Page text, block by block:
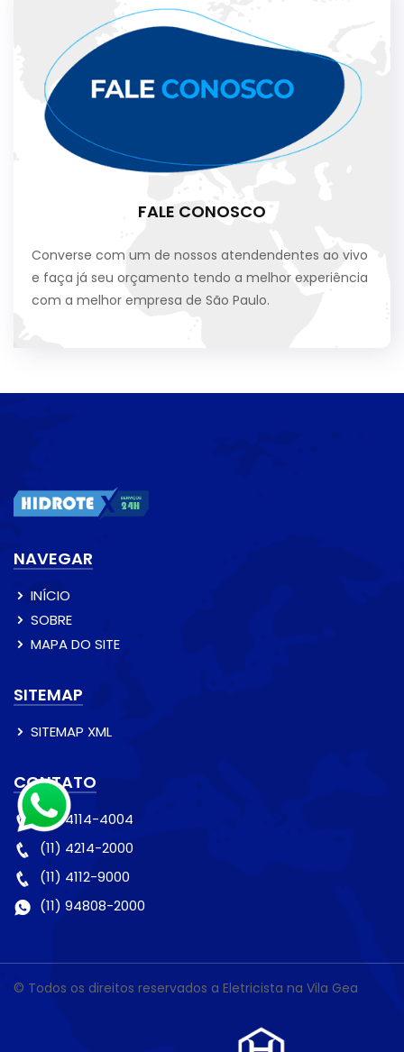
FALE CONOSCO
Converse com um de nossos atendendentes ao vivo
e faça já seu orçamento tendo a melhor experiência
com a melhor empresa de São Paulo.
NAVEGAR
INÍCIO
SOBRE
MAPA DO SITE
SITEMAP
SITEMAP XML
CONTATO
(11) 4114-4004
(11) 4214-2000
(11) 4112-9000
(11) 94808-2000
© Todos os direitos reservados a Eletricista na Vila Gea